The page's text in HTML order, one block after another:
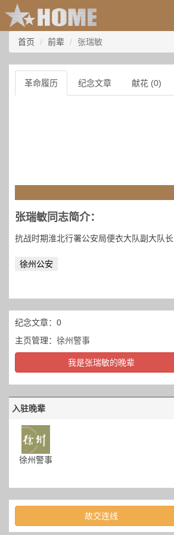
首页 前辈 张瑞敏
革命履历 纪念文章 献花 (0)
张瑞敏同志简介：
抗战时期淮北行署公安局便衣大队副大队长
徐州公安
纪念文章：0
主页管理： 徐州警事
我是张瑞敏的晚辈
入驻晚辈
徐州警事
故交连线